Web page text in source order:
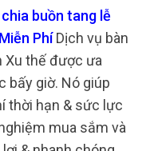
buồn tang lễ
PhíDịch vụ bàn
Xu thế được ưa
bấy giờ. Nó giúp
thời hạn & sức lực
mua sắm và